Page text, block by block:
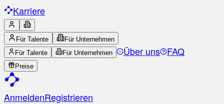
Karriere
Für Talente
Für Unternehmen
Für Talente
Für Unternehmen Über uns FAQ
Preise
AnmeldenRegistrieren